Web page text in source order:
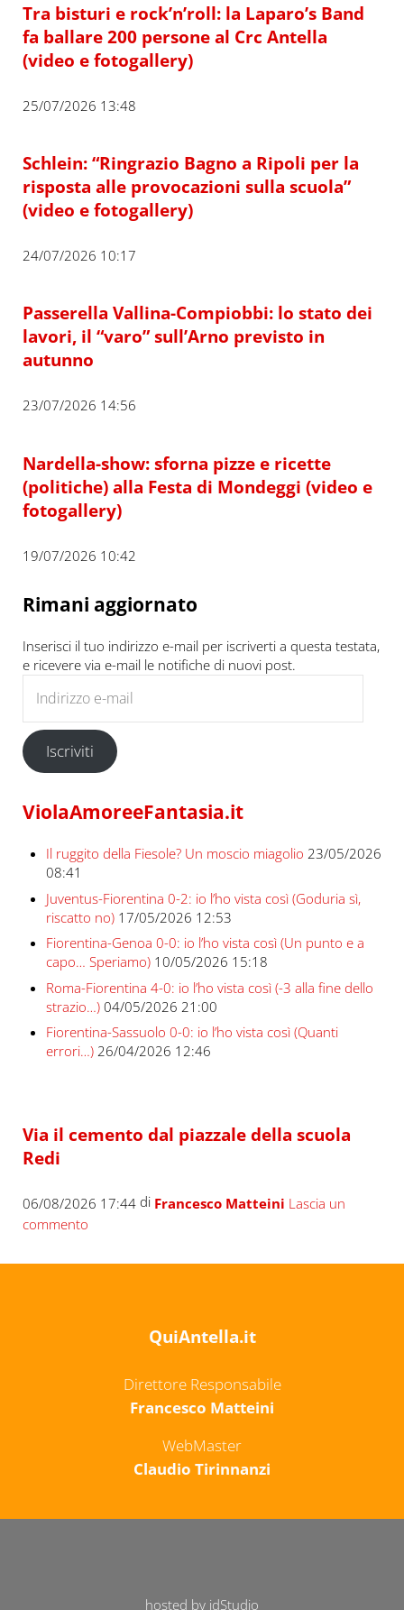
Tra bisturi e rock’n’roll: la Laparo’s Band
fa ballare 200 persone al Crc Antella
(video e fotogallery)
25/07/2026 13:48
Schlein: “Ringrazio Bagno a Ripoli per la
risposta alle provocazioni sulla scuola”
(video e fotogallery)
24/07/2026 10:17
Passerella Vallina-Compiobbi: lo stato dei
lavori, il “varo” sull’Arno previsto in
autunno
23/07/2026 14:56
Nardella-show: sforna pizze e ricette
(politiche) alla Festa di Mondeggi (video e
fotogallery)
19/07/2026 10:42
Rimani aggiornato
Inserisci il tuo indirizzo e-mail per iscriverti a questa testata,
e ricevere via e-mail le notifiche di nuovi post.
Iscriviti
ViolaAmoreeFantasia.it
Il ruggito della Fiesole? Un moscio miagolio 23/05/2026
08:41
Juventus-Fiorentina 0-2: io l’ho vista così (Goduria sì,
riscatto no) 17/05/2026 12:53
Fiorentina-Genoa 0-0: io l’ho vista così (Un punto e a
capo… Speriamo) 10/05/2026 15:18
Roma-Fiorentina 4-0: io l’ho vista così (-3 alla fine dello
strazio…) 04/05/2026 21:00
Fiorentina-Sassuolo 0-0: io l’ho vista così (Quanti
errori…) 26/04/2026 12:46
Via il cemento dal piazzale della scuola
Redi
06/08/2026 17:44di Francesco Matteini Lascia un
commento
QuiAntella.it
Direttore Responsabile
Francesco Matteini
WebMaster
Claudio Tirinnanzi
hosted by idStudio